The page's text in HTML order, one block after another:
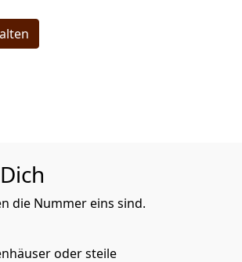
die Nummer eins sind.
oder steile